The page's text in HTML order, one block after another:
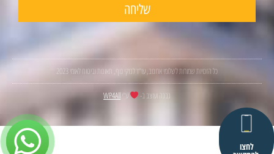
שליחה
כל הזכויות שמורות לשלומי ארונוב, עו"ד לנזקי גוף, תאונות וביטוח לאומי 2023
נבנה ועוצב ב- ע"יWP4All
לחצו